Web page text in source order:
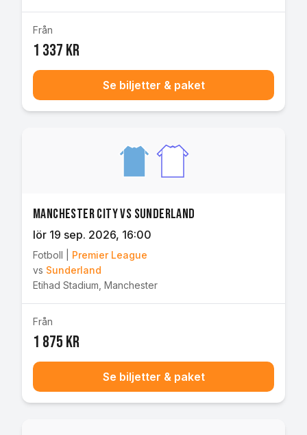
Från
1 337 kr
Se biljetter & paket
Manchester City vs Sunderland
lör 19 sep. 2026, 16:00
Fotboll
Premier League
vs Sunderland
Etihad Stadium Manchester
Från
1 875 kr
Se biljetter & paket